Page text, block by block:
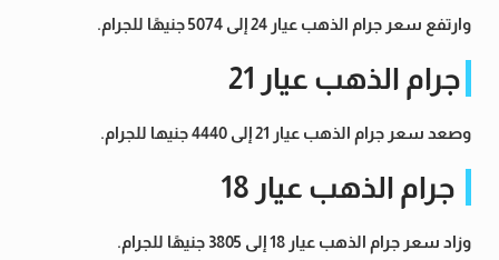
وارتفع سعر جرام الذهب عيار 24 إلى 5074 جنيهًا للجرام.
جرام الذهب عيار 21
وصعد سعر جرام الذهب عيار 21 إلى 4440 جنيها للجرام.
جرام الذهب عيار 18
وزاد سعر جرام الذهب عيار 18 إلى 3805 جنيهًا للجرام.